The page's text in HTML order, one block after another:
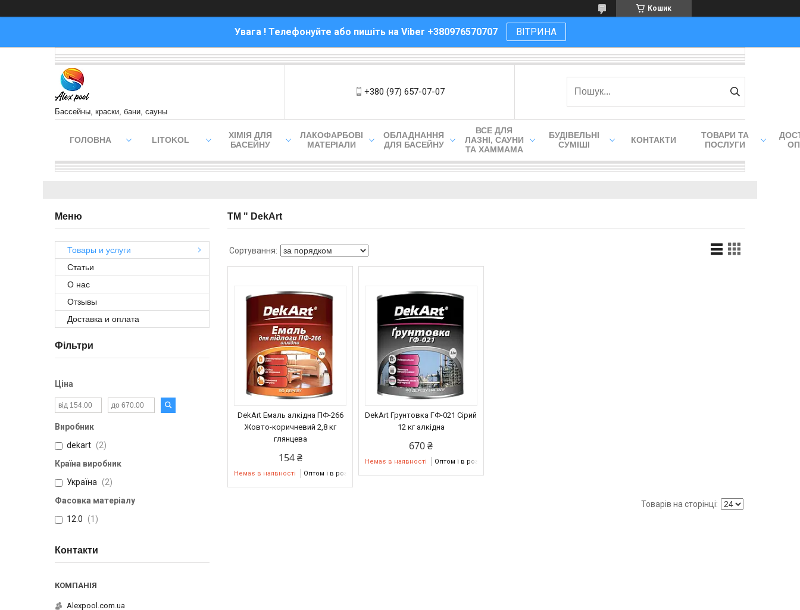
Кошик
Увага ! Телефонуйте або пишіть на Viber +380976570707 ВІТРИНА
Бассейны, краски, бани, сауны
+380 (97) 657-07-07
ГОЛОВНА LITOKOL
ХІМІЯ ДЛЯ
БАСЕЙНУ
ЛАКОФАРБОВІ
МАТЕРІАЛИ
ОБЛАДНАННЯ
ДЛЯ БАСЕЙНУ
ВСЕ ДЛЯ
ЛАЗНІ, САУНИ
ТА ХАММАМА
БУДІВЕЛЬНІ
СУМІШІ
КОНТАКТИ
ТОВАРИ ТА
ПОСЛУГИ
ТМ " DekArt
DekArt Емаль алкідна ПФ-266
Жовто-коричневий 2,8 кг
глянцева
154 ₴
Немає в наявності Оптом і в роздріб
DekArt Грунтовка ГФ-021 Сірий
12 кг алкідна
670 ₴
Немає в наявності Оптом і в роздріб
Товары и услуги
Статьи
О нас
Отзывы
Доставка и оплата
Фільтри
Ціна
Виробник
dekart
2
Країна виробник
Україна
2
Фасовка матеріалу
12.0
1
Контакти
Alexpool.com.ua